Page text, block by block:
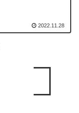
2022.11.28